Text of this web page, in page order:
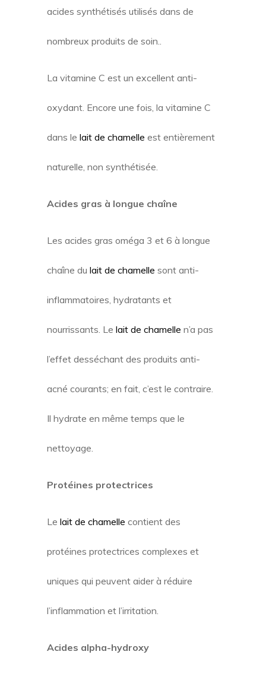
acides synthétisés utilisés dans de
nombreux produits de soin..
La vitamine C est un excellent anti-
oxydant. Encore une fois, la vitamine C
dans le lait de chamelle est entièrement
naturelle, non synthétisée.
Acides gras à longue chaîne
Les acides gras oméga 3 et 6 à longue
chaîne du lait de chamelle sont anti-
inflammatoires, hydratants et
nourrissants. Le lait de chamelle n’a pas
l’effet desséchant des produits anti-
acné courants; en fait, c’est le contraire.
Il hydrate en même temps que le
nettoyage.
Protéines protectrices
Le lait de chamelle contient des
protéines protectrices complexes et
uniques qui peuvent aider à réduire
l’inflammation et l’irritation.
Acides alpha-hydroxy